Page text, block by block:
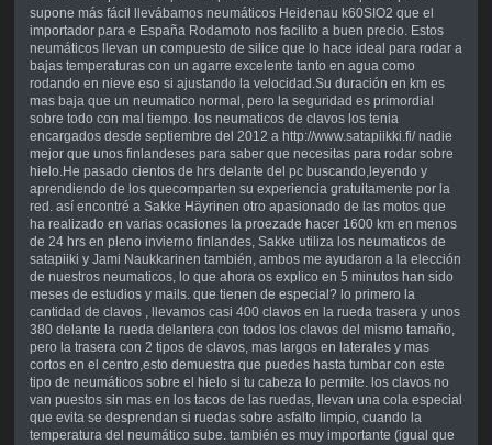
supone más fácil llevábamos neumáticos Heidenau k60SIO2 que el
importador para e España Rodamoto nos facilito a buen precio. Estos
neumáticos llevan un compuesto de silice que lo hace ideal para rodar a
bajas temperaturas con un agarre excelente tanto en agua como
rodando en nieve eso si ajustando la velocidad.Su duración en km es
mas baja que un neumatico normal, pero la seguridad es primordial
sobre todo con mal tiempo. los neumaticos de clavos los tenia
encargados desde septiembre del 2012 a http://www.satapiikki.fi/ nadie
mejor que unos finlandeses para saber que necesitas para rodar sobre
hielo.He pasado cientos de hrs delante del pc buscando,leyendo y
aprendiendo de los quecomparten su experiencia gratuitamente por la
red. así encontré a Sakke Häyrinen otro apasionado de las motos que
ha realizado en varias ocasiones la proezade hacer 1600 km en menos
de 24 hrs en pleno invierno finlandes, Sakke utiliza los neumaticos de
satapiiki y Jami Naukkarinen también, ambos me ayudaron a la elección
de nuestros neumaticos, lo que ahora os explico en 5 minutos han sido
meses de estudios y mails. que tienen de especial? lo primero la
cantidad de clavos , llevamos casi 400 clavos en la rueda trasera y unos
380 delante la rueda delantera con todos los clavos del mismo tamaño,
pero la trasera con 2 tipos de clavos, mas largos en laterales y mas
cortos en el centro,esto demuestra que puedes hasta tumbar con este
tipo de neumáticos sobre el hielo si tu cabeza lo permite. los clavos no
van puestos sin mas en los tacos de las ruedas, llevan una cola especial
que evita se desprendan si ruedas sobre asfalto limpio, cuando la
temperatura del neumático sube. también es muy importante (igual que